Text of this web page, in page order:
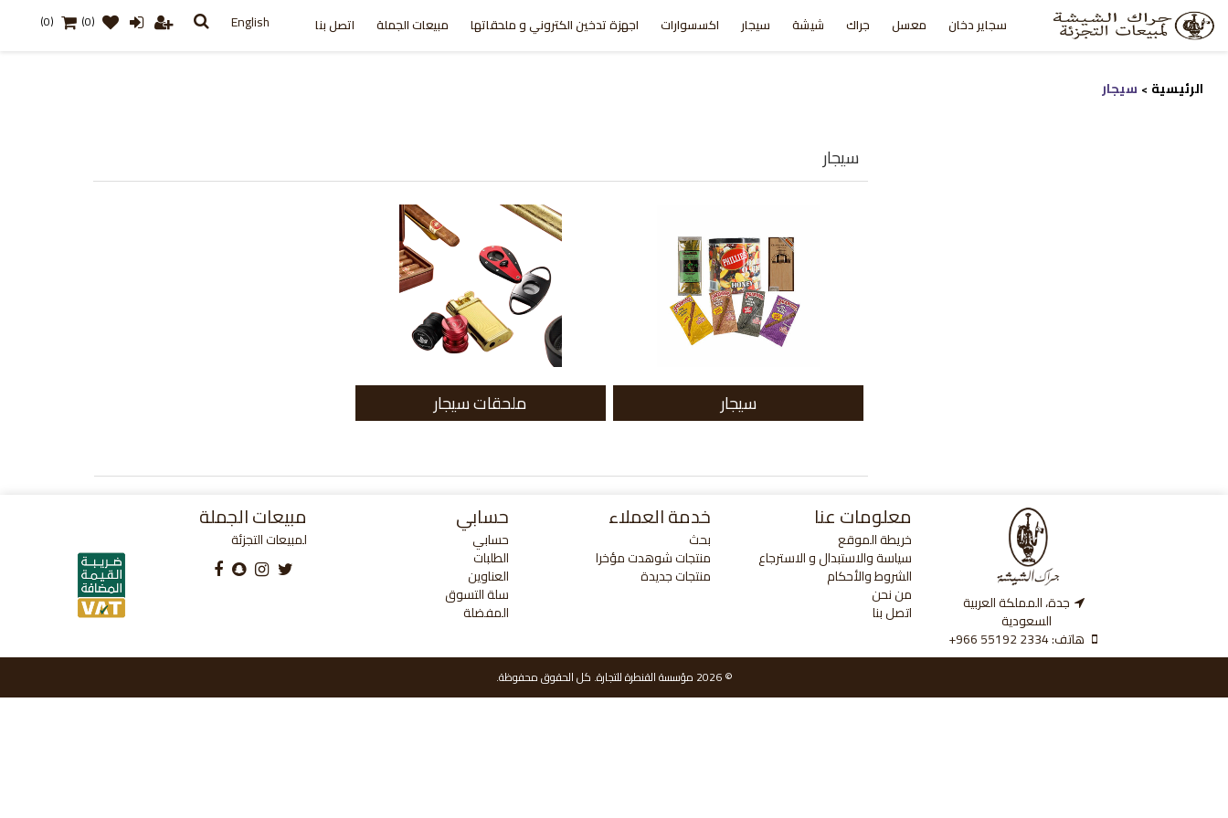
سجاير دخان معسل جراك شيشة سيجار اكسسوارات اجهزة تدخين الكتروني و ملحقاتها مبيعات الجملة اتصل بنا English
(0)
(0)
الرئيسية > سيجار
سيجار
سيجار ملحقات سيجار
جدة، المملكة العربية
السعودية
هاتف:‎+966 55192 2334
معلومات عنا
خريطة الموقع
سياسة والاستبدال و الاسترجاع
الشروط والأحكام
من نحن
اتصل بنا
خدمة العملاء
بحث
منتجات شوهدت مؤخرا
منتجات جديدة
حسابي
حسابي
الطلبات
العناوين
سلة التسوق
المفضلة
مبيعات الجملة
لمبيعات التجزئة
© 2026 مؤسسة القنطرة للتجارة. كل الحقوق محفوظة.